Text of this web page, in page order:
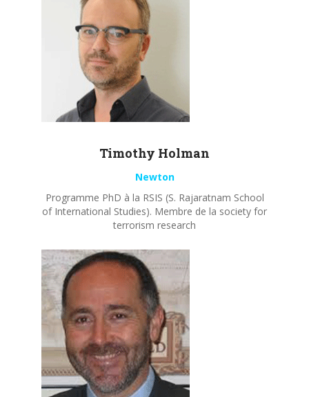
Timothy Holman
Newton
Programme PhD à la RSIS (S. Rajaratnam School
of International Studies). Membre de la society for
terrorism research